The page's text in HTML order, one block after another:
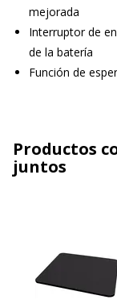
mejorada
Interruptor de
de la batería
Función de
Productos
juntos